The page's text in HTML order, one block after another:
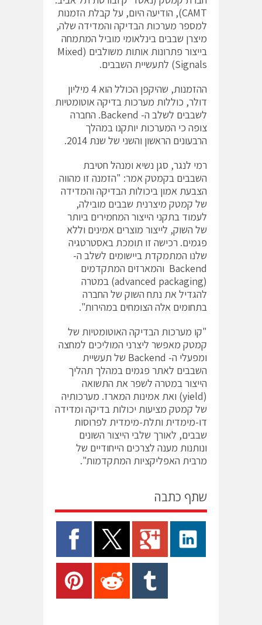
CAMT), הודיעה היום, על קבלת הזמנות
למספר מערכות הבדיקה והמדידה שלה,
מיצרן שבבים בינלאומי מוביל המתמחה
בייצור פתרונות אותות משולבים (Mixed
Signals) לתעשיית השבבים.
ההזמנות, שהיקפן הכולל הוא 4 מיליון
דולר, כוללות מערכות בדיקה אוטומטיות
לשבבים לשלב ה- Backend. החברה
צופה כי המערכות יותקנו במהלך
הרבעונים הראשון והשני של שנת 2014.
רמי לנגר, סגן נשיא ומנהל חטיבת
השבבים בקמטק אמר: "הזמנה זו מהווה
הצבעת אמון ביכולות הבדיקה והמדידה
של קמטק מיצרנית שבבים מובילה,
לעמוד בתקני הייצור המחמירים ביותר
של השוק, לייצור מוצרים אמינים וללא
פגמים. רכישה זו תומכת באסטרטגיה
שלנו המתמקדת ביישומים לשלב ה-
Backend והמארזים המתקדמים
(advanced packaging) במטרה
להגדיל את נתח השוק של החברה
בתחומים אלה הצומחים במהירות".
"קו מערכות הבדיקה האוטומטיות של
קמטק מאפשר ליצרני המוליכים למחצה
ומפעלי ה- Backend של תעשיית
השבבים לאתר פגמים במהלך תהליך
הייצור במטרה לשפר את התשואה
(yield) ואת אמינות המארז. מערכותיה
של קמטק מציעות יכולות בדיקה ומדידה
דו-מימדית ותלת-מימדית לפרוסות
שבבים, לאורך שלבי הייצור השונים
ונותנות מענה לצרכים הייחודיים של
מרבית האפליקציות המתקדמות".
שתף כתבה